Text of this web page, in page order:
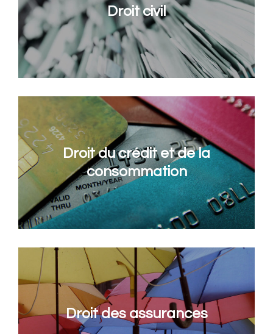
Droit civil
Droit du crédit et de la
consommation
Droit des assurances